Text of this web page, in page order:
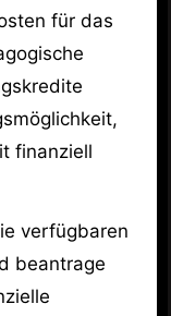
für das
finanziell
verfügbaren
beantrage